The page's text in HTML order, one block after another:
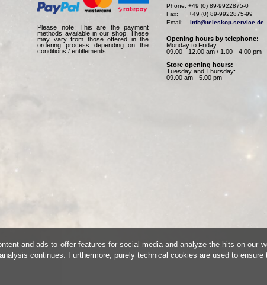
Please note: This are the payment
methods available in our shop. These
may vary from those offered in the
ordering process depending on the
conditions / entitlements.
Phone: +49 (0) 89-9922875-0
Fax:      +49 (0) 89-9922875-99
Email: info@teleskop-service.de
Opening hours by telephone:
Monday to Friday:
09.00 - 12.00 am / 1.00 - 4.00 pm
Store opening hours:
Tuesday and Thursday:
09.00 am - 5.00 pm
and ads to offer features for social media and analyze the hits on our
continues. Furthermore, purely technical cookies are used to